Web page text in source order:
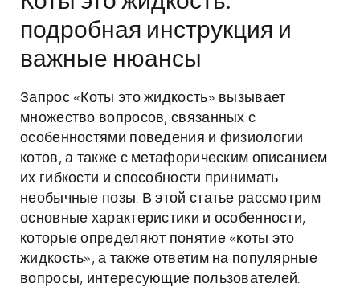
подробная инструкция и
важные нюансы
Запрос «Коты это жидкость» вызывает
множество вопросов, связанных с
особенностями поведения и физиологии
котов, а также с метафорическим описанием
их гибкости и способности принимать
необычные позы. В этой статье рассмотрим
основные характеристики и особенности,
которые определяют понятие «коты это
жидкость», а также ответим на популярные
вопросы, интересующие пользователей.